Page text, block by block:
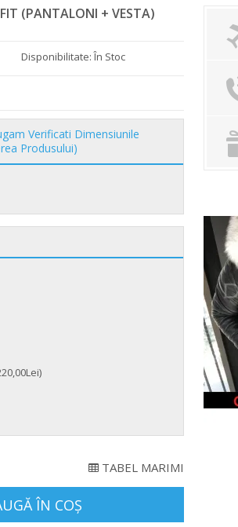
(PANTALONI + VESTA)
Disponibilitate: În Stoc
Verificati Dimensiunile
Produsului)
TABEL MARIMI
ÎN COŞ